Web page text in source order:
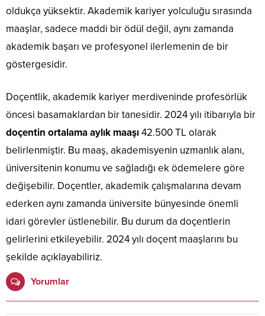
oldukça yüksektir. Akademik kariyer yolculuğu sırasında
maaşlar, sadece maddi bir ödül değil, aynı zamanda
akademik başarı ve profesyonel ilerlemenin de bir
göstergesidir.
Doçentlik, akademik kariyer merdiveninde profesörlük
öncesi basamaklardan bir tanesidir. 2024 yılı itibarıyla bir
doçentin ortalama aylık maaşı42.500 TL olarak
belirlenmiştir. Bu maaş, akademisyenin uzmanlık alanı,
üniversitenin konumu ve sağladığı ek ödemelere göre
değişebilir. Doçentler, akademik çalışmalarına devam
ederken aynı zamanda üniversite bünyesinde önemli
idari görevler üstlenebilir. Bu durum da doçentlerin
gelirlerini etkileyebilir. 2024 yılı doçent maaşlarını bu
şekilde açıklayabiliriz.
Yorumlar